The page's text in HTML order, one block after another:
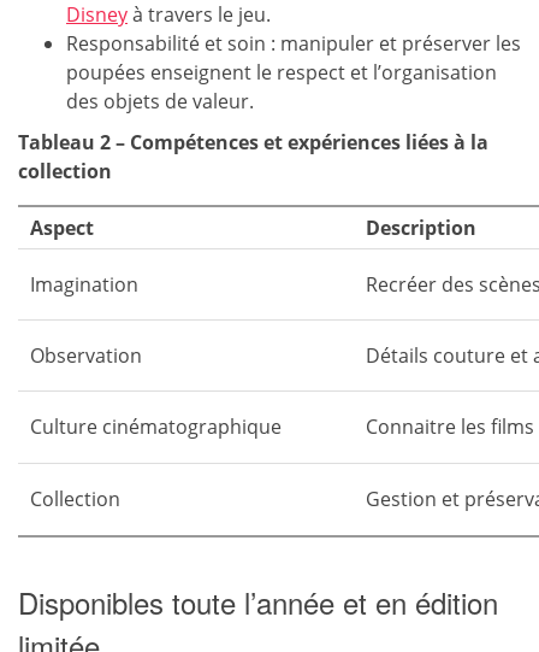
Disneyà travers le jeu.
Responsabilité et soin : manipuler et préserver les
poupées enseignent le respect et l’organisation
des objets de valeur.
Tableau 2 – Compétences et expériences liées à la
collection
Aspect Description
Imagination Recréer des
Observation Détails couture et
Culture cinématographique Connaitre les
Collection Gestion et
Disponibles toute l’année et en édition